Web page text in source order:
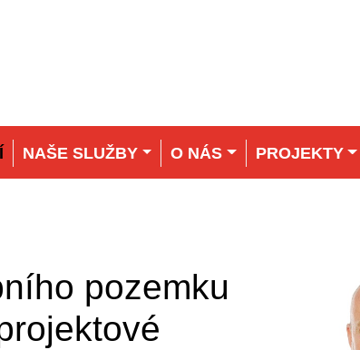
NAŠE SLUŽBY O NÁS PROJEKTY
pozemku